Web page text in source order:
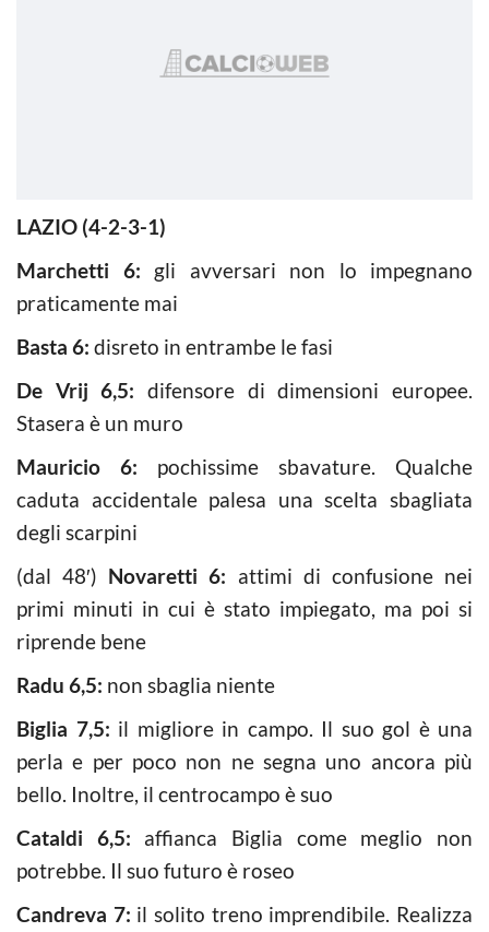
LAZIO (4-2-3-1)
Marchetti 6: gli avversari non lo impegnano
praticamente mai
Basta 6: disreto in entrambe le fasi
De Vrij 6,5: difensore di dimensioni europee.
Stasera è un muro
Mauricio 6: pochissime sbavature. Qualche
caduta accidentale palesa una scelta sbagliata
degli scarpini
(dal 48′) Novaretti 6: attimi di confusione nei
primi minuti in cui è stato impiegato, ma poi si
riprende bene
Radu 6,5: non sbaglia niente
Biglia 7,5: il migliore in campo. Il suo gol è una
perla e per poco non ne segna uno ancora più
bello. Inoltre, il centrocampo è suo
Cataldi 6,5: affianca Biglia come meglio non
potrebbe. Il suo futuro è roseo
Candreva 7: il solito treno imprendibile. Realizza